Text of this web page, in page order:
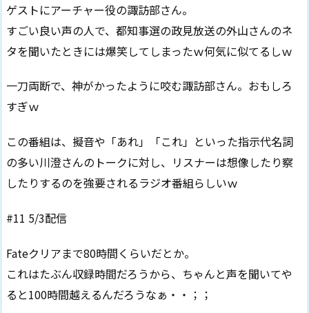
ゲストにアーチャー役の諏訪部さん。
すごい良い声の人で、都知事選の政見放送の外山さんのネ
タを聞いたときには爆笑してしまったｗ何気に似てるしｗ
一刀両断で、神がかったように咬む諏訪部さん。おもしろ
すぎｗ
この番組は、擬音や「あれ」「これ」といった指示代名詞
の多い川澄さんのトークに対し、リスナーは想像したり察
したりするのを強要されるラジオ番組らしいｗ
#11 5/3配信
Fateクリアまで80時間くらいだとか。
これはたぶん収録時間だろうから、ちゃんと声を聞いてや
ると100時間越えるんだろうなぁ・・；；